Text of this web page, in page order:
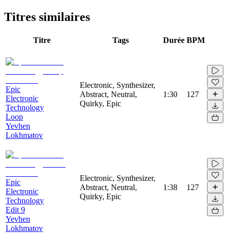
Titres similaires
Titre Tags Durée BPM
Epic
Electronic
Technology
Loop
Yevhen
Lokhmatov
Electronic, Synthesizer,
Abstract, Neutral,
Quirky, Epic
1:30 127
Epic
Electronic
Technology
Edit 9
Yevhen
Lokhmatov
Electronic, Synthesizer,
Abstract, Neutral,
Quirky, Epic
1:38 127